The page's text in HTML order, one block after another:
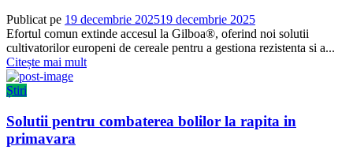
Publicat pe 19 decembrie 202519 decembrie 2025
Efortul comun extinde accesul la Gilboa®, oferind noi solutii
cultivatorilor europeni de cereale pentru a gestiona rezistenta si a...
Citește mai mult
Știri
Solutii pentru combaterea bolilor la rapita in
primavara